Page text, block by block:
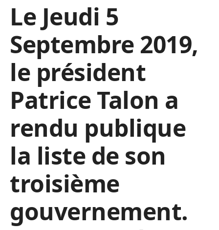
Le Jeudi 5
Septembre 2019,
le président
Patrice Talon a
rendu publique
la liste de son
troisième
gouvernement.